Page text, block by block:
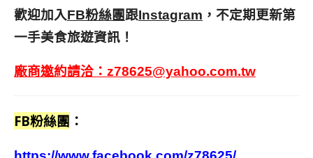
歡迎加入FB粉絲團跟Instagram ，不定期更新第
一手美食旅遊資訊！
廠商邀約請洽： z78625@yahoo.com.tw
FB粉絲團 ：